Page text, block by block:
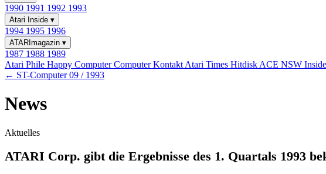
1990 1991 1992 1993
Atari Inside ▾
1994 1995 1996
ATARImagazin ▾
1987 1988 1989
Atari Phile Happy ComputerComputer Kontakt Atari Times Hitdisk ACE NSW
← ST-Computer 09 / 1993
News
Aktuelles
ATARI Corp. gibt die Ergebnisse des 1. Quartals 1993